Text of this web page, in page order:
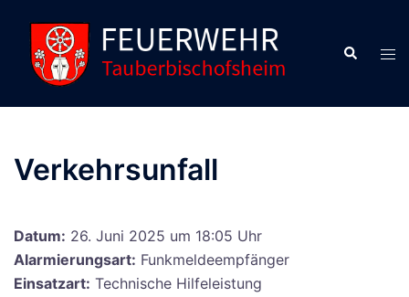
Inhalt
springen
Suche
Verkehrsunfall
Datum: 26. Juni 2025 um 18:05 Uhr
Alarmierungsart: Funkmeldeempfänger
Einsatzart: Technische Hilfeleistung